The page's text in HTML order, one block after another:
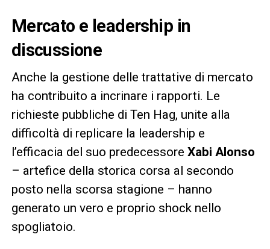
Mercato e leadership in
discussione
Anche la gestione delle trattative di mercato
ha contribuito a incrinare i rapporti. Le
richieste pubbliche di Ten Hag, unite alla
difficoltà di replicare la leadership e
l’efficacia del suo predecessore Xabi Alonso
– artefice della storica corsa al secondo
posto nella scorsa stagione – hanno
generato un vero e proprio shock nello
spogliatoio.